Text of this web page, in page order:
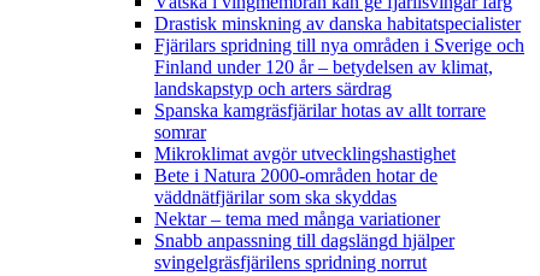
Drastisk minskning av danska habitatspecialister
Fjärilars spridning till nya områden i Sverige och
Finland under 120 år– betydelsen av klimat,
landskapstyp och arters särdrag
Spanska kamgräsfjärilar hotas av allt torrare
somrar
Mikroklimat avgör utvecklingshastighet
Bete i Natura 2000-områden hotar de
väddnätfjärilar som ska skyddas
Nektar – tema med många variationer
Snabb anpassning till dagslängd hjälper
svingelgräsfjärilens spridning norrut